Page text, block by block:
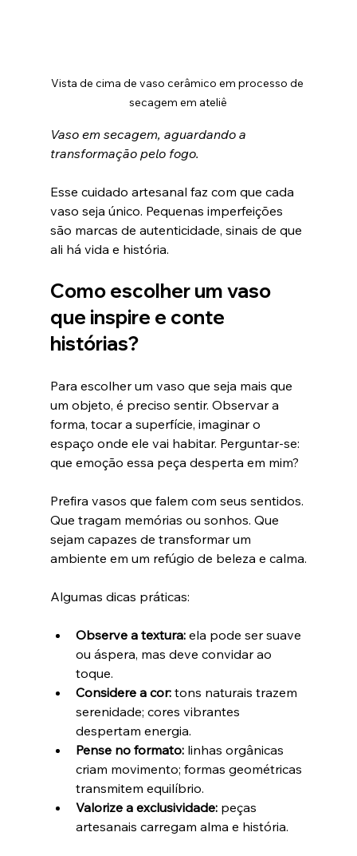
Vista de cima de vaso cerâmico em processo de
secagem em ateliê
Vaso em secagem, aguardando a
transformação pelo fogo.
Esse cuidado artesanal faz com que cada
vaso seja único. Pequenas imperfeições
são marcas de autenticidade, sinais de que
ali há vida e história.
Como escolher um vaso
que inspire e conte
histórias?
Para escolher um vaso que seja mais que
um objeto, é preciso sentir. Observar a
forma, tocar a superfície, imaginar o
espaço onde ele vai habitar. Perguntar-se:
que emoção essa peça desperta em mim?
Prefira vasos que falem com seus sentidos.
Que tragam memórias ou sonhos. Que
sejam capazes de transformar um
ambiente em um refúgio de beleza e calma.
Algumas dicas práticas:
Observe a textura: ela pode ser suave
ou áspera, mas deve convidar ao
toque.
Considere a cor: tons naturais trazem
serenidade; cores vibrantes
despertam energia.
Pense no formato: linhas orgânicas
criam movimento; formas geométricas
transmitem equilíbrio.
Valorize a exclusividade: peças
artesanais carregam alma e história.